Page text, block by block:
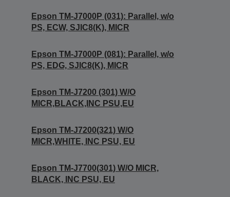
Epson TM-J7000P (031): Parallel, w/o
PS, ECW, SJIC8(K), MICR
Epson TM-J7000P (081): Parallel, w/o
PS, EDG, SJIC8(K), MICR
Epson TM-J7200 (301) W/O
MICR,BLACK,INC PSU,EU
Epson TM-J7200(321) W/O
MICR,WHITE, INC PSU, EU
Epson TM-J7700(301) W/O MICR,
BLACK, INC PSU, EU